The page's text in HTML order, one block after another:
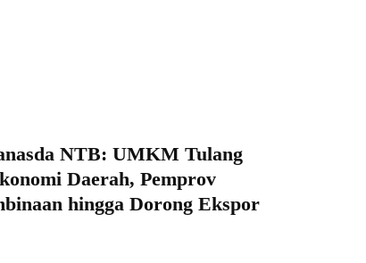
NTB: UMKM Tulang
Daerah, Pemprov
hingga Dorong Ekspor